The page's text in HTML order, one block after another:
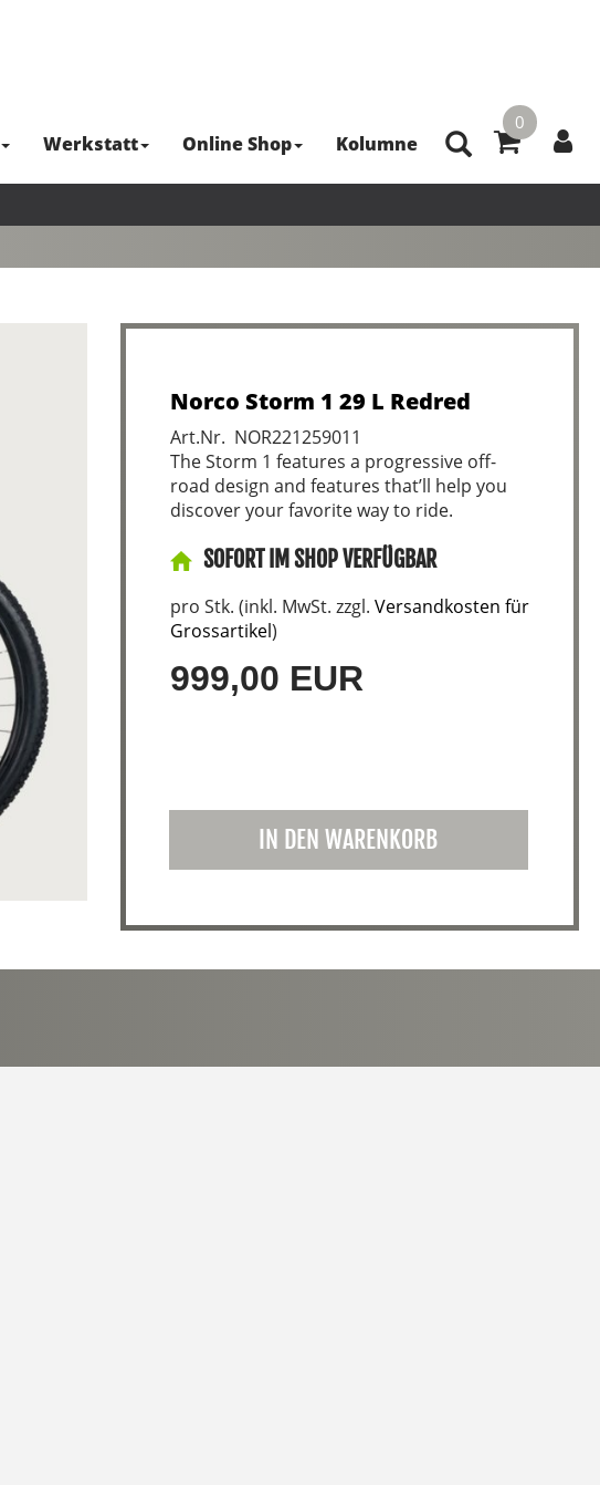
0
Werkstatt Online Shop Kolumne
Norco Storm 1 29 L Redred
Art.Nr. NOR221259011
The Storm 1 features a progressive off-
road design and features that’ll help you
discover your favorite way to ride.
SOFORT IM SHOP VERFÜGBAR
pro Stk. (inkl. MwSt. zzgl. Versandkosten für
Grossartikel)
999,00 EUR
IN DEN WARENKORB